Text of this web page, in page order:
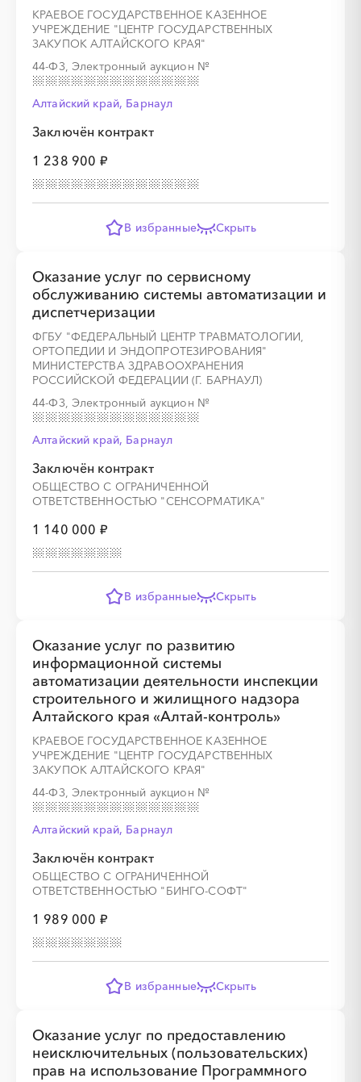
КРАЕВОЕ ГОСУДАРСТВЕННОЕ КАЗЕННОЕ
УЧРЕЖДЕНИЕ "ЦЕНТР ГОСУДАРСТВЕННЫХ
ЗАКУПОК АЛТАЙСКОГО КРАЯ"
44-ФЗ, Электронный аукцион №
Алтайский край, Барнаул
Заключён контракт
1 238 900 ₽
В избранные Скрыть
Оказание услуг по сервисному
обслуживанию системы автоматизации и
диспетчеризации
ФГБУ "ФЕДЕРАЛЬНЫЙ ЦЕНТР ТРАВМАТОЛОГИИ,
ОРТОПЕДИИ И ЭНДОПРОТЕЗИРОВАНИЯ"
МИНИСТЕРСТВА ЗДРАВООХРАНЕНИЯ
РОССИЙСКОЙ ФЕДЕРАЦИИ (Г. БАРНАУЛ)
44-ФЗ, Электронный аукцион №
Алтайский край, Барнаул
Заключён контракт
ОБЩЕСТВО С ОГРАНИЧЕННОЙ
ОТВЕТСТВЕННОСТЬЮ "СЕНСОРМАТИКА"
1 140 000 ₽
В избранные Скрыть
Оказание услуг по развитию
информационной системы
автоматизации деятельности инспекции
строительного и жилищного надзора
Алтайского края «Алтай-контроль»
КРАЕВОЕ ГОСУДАРСТВЕННОЕ КАЗЕННОЕ
УЧРЕЖДЕНИЕ "ЦЕНТР ГОСУДАРСТВЕННЫХ
ЗАКУПОК АЛТАЙСКОГО КРАЯ"
44-ФЗ, Электронный аукцион №
Алтайский край, Барнаул
Заключён контракт
ОБЩЕСТВО С ОГРАНИЧЕННОЙ
ОТВЕТСТВЕННОСТЬЮ "БИНГО-СОФТ"
1 989 000 ₽
В избранные Скрыть
Оказание услуг по предоставлению
неисключительных (пользовательских)
прав на использование Программного